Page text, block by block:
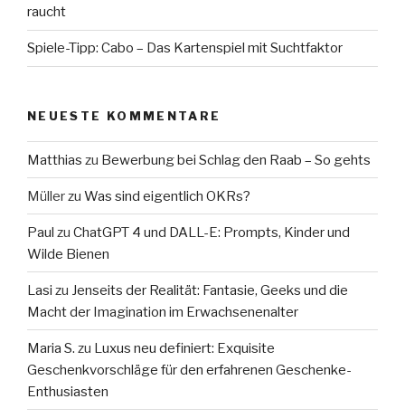
raucht
Spiele-Tipp: Cabo – Das Kartenspiel mit Suchtfaktor
NEUESTE KOMMENTARE
Matthias zu Bewerbung bei Schlag den Raab – So gehts
Müllerzu Was sind eigentlich OKRs?
Paul zu ChatGPT 4 und DALL-E: Prompts, Kinder und
Wilde Bienen
Lasi zu Jenseits der Realität: Fantasie, Geeks und die
Macht der Imagination im Erwachsenenalter
Maria S. zu Luxus neu definiert: Exquisite
Geschenkvorschläge für den erfahrenen Geschenke-
Enthusiasten